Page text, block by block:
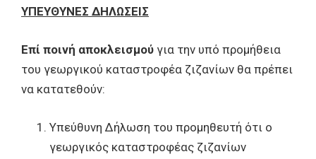
ΥΠΕΥΘΥΝΕΣ ΔΗΛΩΣΕΙΣ
Επί ποινή αποκλεισμού για την υπό προμήθεια
του γεωργικού καταστροφέα ζιζανίων θα πρέπει
να κατατεθούν:
Υπεύθυνη Δήλωση του προμηθευτή ότι ο
γεωργικός καταστροφέας ζιζανίων